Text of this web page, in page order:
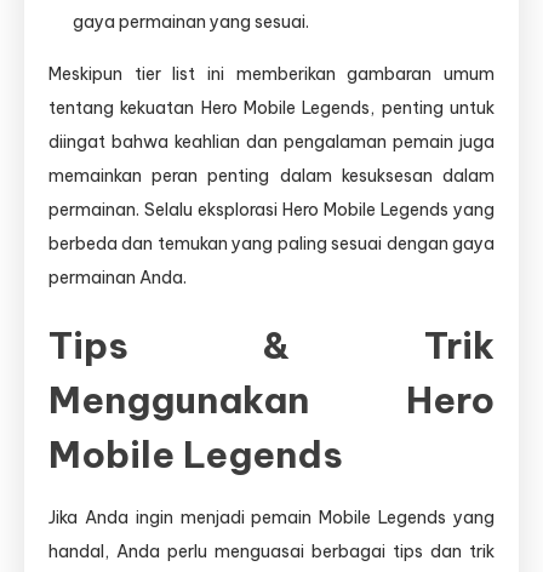
gaya permainan yang sesuai.
Meskipun tier list ini memberikan gambaran umum
tentang kekuatan Hero Mobile Legends, penting untuk
diingat bahwa keahlian dan pengalaman pemain juga
memainkan peran penting dalam kesuksesan dalam
permainan. Selalu eksplorasi Hero Mobile Legends yang
berbeda dan temukan yang paling sesuai dengan gaya
permainan Anda.
Tips & Trik
Menggunakan Hero
Mobile Legends
Jika Anda ingin menjadi pemain Mobile Legends yang
handal, Anda perlu menguasai berbagai tips dan trik